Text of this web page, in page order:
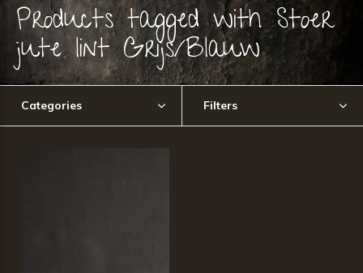
Products tagged with Stoer
jute lint Grijs/Blauw
Categories Filters